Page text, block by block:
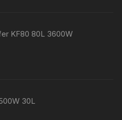
KF80 80L 3600W
30L